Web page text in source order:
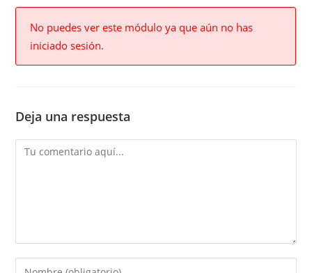
No puedes ver este módulo ya que aún no has
iniciado sesión.
Deja una respuesta
Comment
Enter